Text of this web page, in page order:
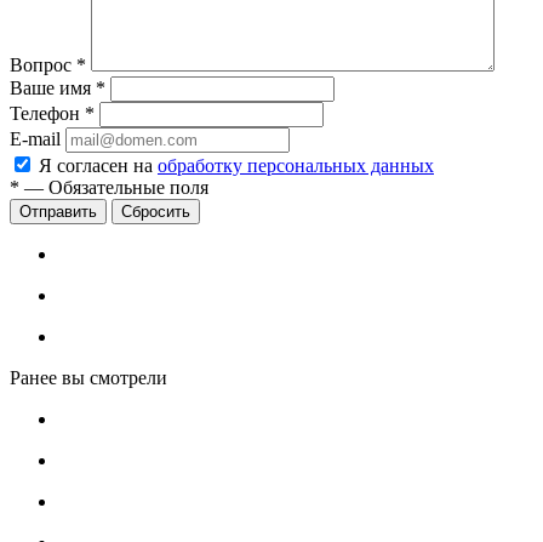
Вопрос *
Ваше имя *
Телефон *
E-mail
Я согласен на обработку персональных данных
* — Обязательные поля
Сбросить
Ранее вы смотрели